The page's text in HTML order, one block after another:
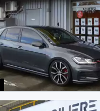
photo(s)